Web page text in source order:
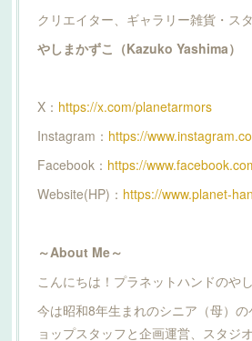
クリエイター、ギャラリー雑貨・ス
やしまかずこ（Kazuko Yashima）
X： https://x.com/planetarmors
Instagram： https://
Facebook： https://
Website(HP)： https://www.planet-
～About Me～
こんにちは！プラネットハンドのや
今は昭和8年生まれのシニア（母）
ョップスタッフと企画運営、スタジ